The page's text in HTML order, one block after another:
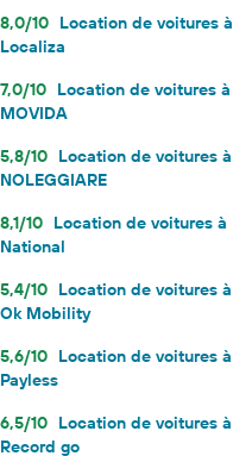
8,0/10 Location de voitures à
Localiza
7,0/10 Location de voitures à
MOVIDA
5,8/10 Location de voitures à
NOLEGGIARE
8,1/10 Location de voitures à
National
5,4/10 Location de voitures à
Ok Mobility
5,6/10 Location de voitures à
Payless
6,5/10 Location de voitures à
Record go